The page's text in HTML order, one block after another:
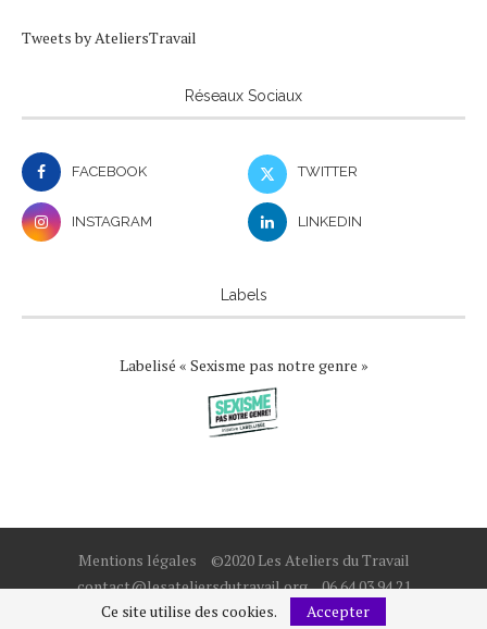
Tweets by AteliersTravail
Réseaux Sociaux
FACEBOOK TWITTER
INSTAGRAM LINKEDIN
Labels
Labelisé « Sexisme pas notre genre »
Mentions légales
©2020 Les Ateliers du Travail
contact@lesateliersdutravail.org
06 64 03 94 21
Ce site utilise des cookies.
Accepter